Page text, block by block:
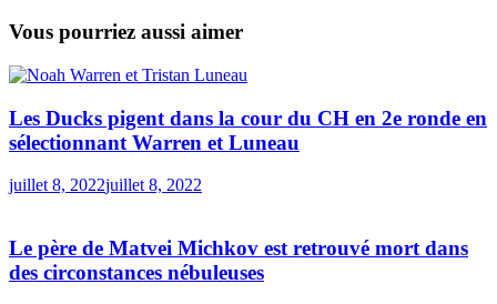
Vous pourriez aussi aimer
Les Ducks pigent dans la cour du CH en 2e ronde en
sélectionnant Warren et Luneau
juillet 8, 2022juillet 8, 2022
Le père de Matvei Michkov est retrouvé mort dans
des circonstances nébuleuses